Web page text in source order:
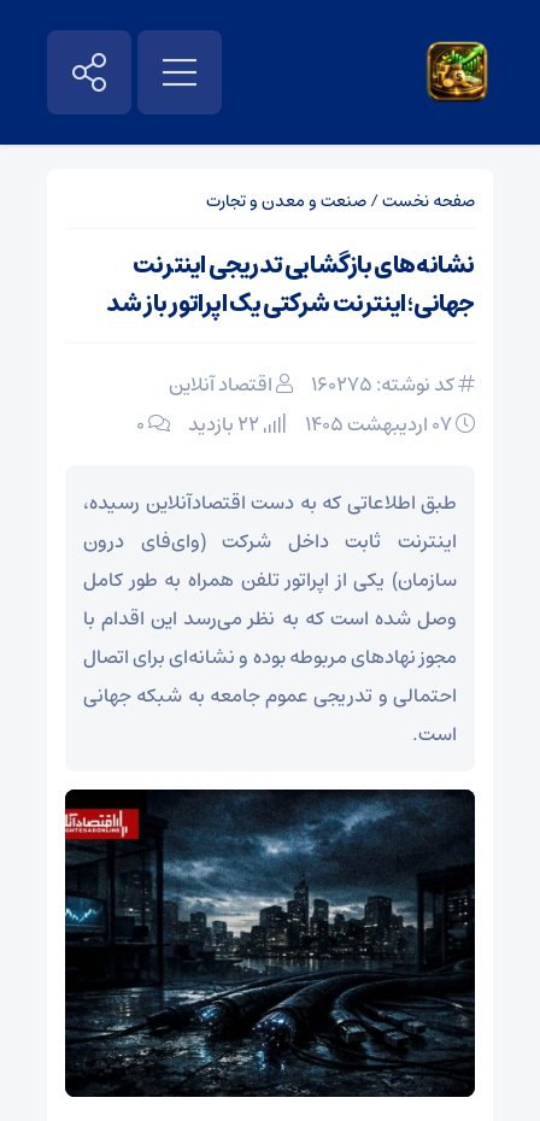
صفحه نخست/صنعت و معدن و تجارت
نشانه‌های بازگشایی تدریجی اینترنت
جهانی؛ اینترنت شرکتی یک اپراتور باز شد
کد نوشته: 160275
اقتصاد آنلاین
۰
طبق اطلاعاتی که به دست اقتصادآنلاین رسیده،
اینترنت ثابت داخل شرکت (وای‌فای درون‌
سازمان) یکی از اپراتور تلفن همراه به طور کامل
وصل شده است که به نظر می‌رسد این اقدام با
مجوز نهادهای مربوطه بوده و نشانه‌ای برای اتصال
احتمالی و تدریجی عموم جامعه به شبکه جهانی
است.